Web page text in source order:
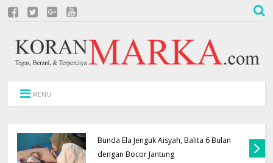
MENU
Bunda Ela Jenguk Aisyah, Balita 6 Bulan
dengan Bocor Jantung